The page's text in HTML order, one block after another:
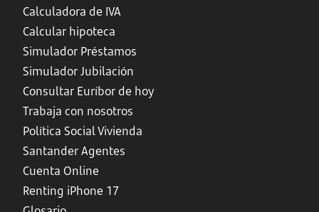
Calculadora de IVA
Calcular hipoteca
Simulador Préstamos
Simulador Jubilación
Consultar Euríbor de hoy
Trabaja con nosotros
Política Social Vivienda
Santander Agentes
Cuenta Online
Renting iPhone 17